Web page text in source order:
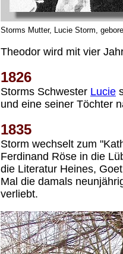
Storms Mutter, Lucie Storm,
Theodor wird mit vier
1826
Storms Schwester Lucie
und eine seiner Töchter
1835
Storm wechselt zum
Ferdinand Röse in die
die Literatur Heines,
Mal die damals
verliebt.